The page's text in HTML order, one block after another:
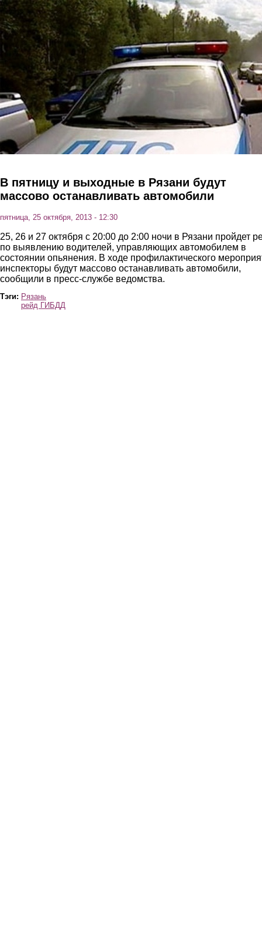
Перейти к основному содержанию
В пятницу и выходные в Рязани будут
массово останавливать автомобили
пятница, 25 октября, 2013 - 12:30
25, 26 и 27 октября с 20:00 до 2:00 ночи в Рязани пройдет
по выявлению водителей, управляющих автомобилем в
состоянии опьянения. В ходе профилактического
инспекторы будут массово останавливать автомобили,
сообщили в пресс-службе ведомства.
Тэги: Рязань
рейд ГИБДД